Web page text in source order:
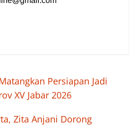
Persiapan Jadi
XV Jabar 2026
Zita Anjani Dorong